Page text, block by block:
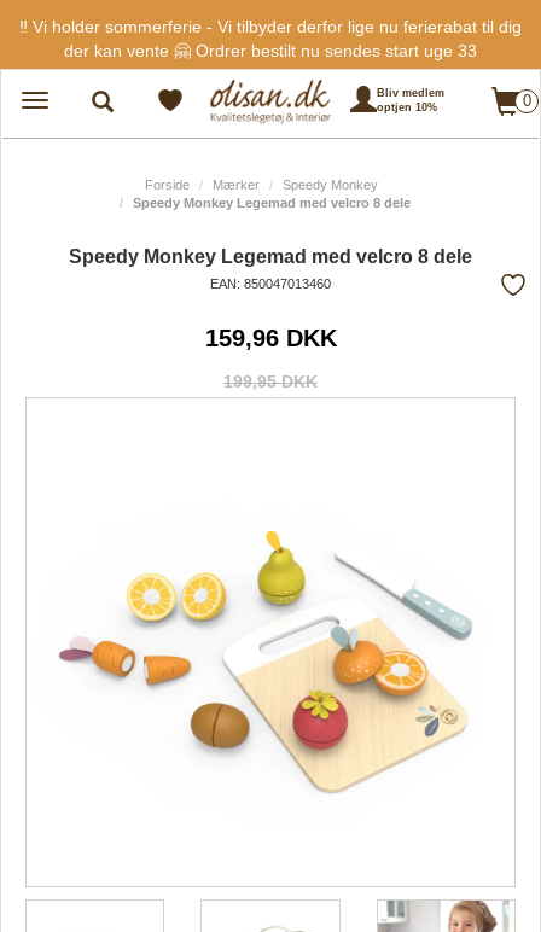
‼️ Vi holder sommerferie - Vi tilbyder derfor lige nu ferierabat til dig
der kan vente 🤗 Ordrer bestilt nu sendes start uge 33
Toggle
navigation
Bliv medlem
optjen 10%
0
Forside Mærker
Speedy Monkey
Speedy Monkey Legemad med velcro 8 dele
Speedy Monkey Legemad med velcro 8 dele
EAN: 850047013460
159,96 DKK
199,95 DKK